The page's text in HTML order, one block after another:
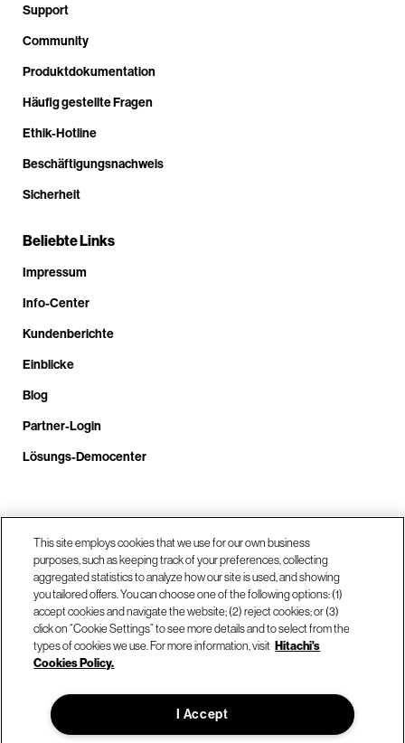
Support
Community
Produktdokumentation
Häufig gestellte Fragen
Ethik-Hotline
Beschäftigungsnachweis
Sicherheit
Beliebte Links
Impressum
Info-Center
Kundenberichte
Einblicke
Blog
Partner-Login
Lösungs-Democenter
Unsere Standorte
Kontaktieren Sie uns
© Hitachi Vantara LLC 2026. Alle Rechte vorbehalten.
Nutzungsbedingungen
Datenschutzerklärung
Rechtliches
This site employs cookies that we use for our own business
purposes, such as keeping track of your preferences, collecting
aggregated statistics to analyze how our site is used, and showing
you tailored offers. You can choose one of the following options: (1)
accept cookies and navigate the website; (2) reject cookies; or (3)
click on “Cookie Settings” to see more details and to select from the
types of cookies we use. For more information, visit Hitachi's
Cookies Policy.
I Accept